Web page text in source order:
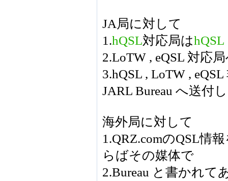
JA局に対して
1.hQSL対応局はhQSL
2.LoTW , eQSL 対応
3.hQSL , LoTW ,
JARL Bureau へ送付
海外局に対して
1.QRZ.comのQSL情
らばその媒体で
2.Bureau と書かれて